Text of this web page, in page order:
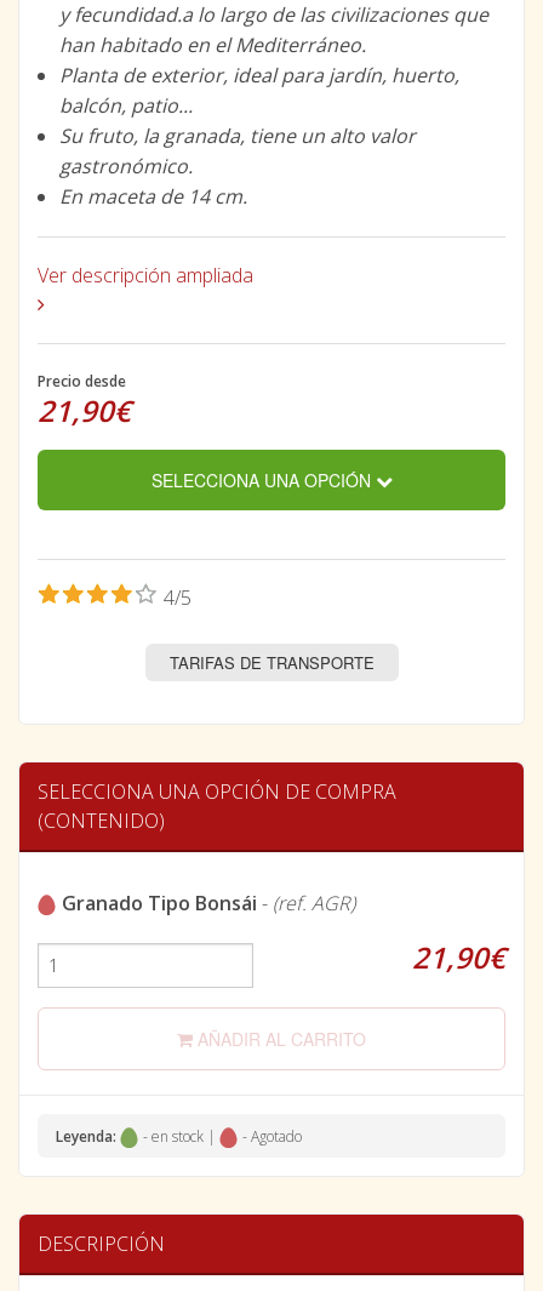
y fecundidad.a lo largo de las civilizaciones que
han habitado en el Mediterráneo.
Planta de exterior, ideal para jardín, huerto,
balcón, patio...
Su fruto, la granada, tiene un alto valor
gastronómico.
En maceta de 14 cm.
Ver descripción ampliada
Precio desde
21,90€
SELECCIONA UNA OPCIÓN
4/5
TARIFAS DE TRANSPORTE
SELECCIONA UNA OPCIÓN DE COMPRA
(CONTENIDO)
Granado Tipo Bonsái - (ref. AGR)
21,90€
AÑADIR AL CARRITO
Leyenda: - en stock | - Agotado
DESCRIPCIÓN